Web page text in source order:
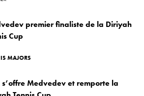
premier finaliste de la Diriyah
Cup
MAJORS
s’offre Medvedev et remporte la